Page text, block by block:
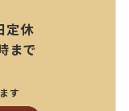
定休
まで
す